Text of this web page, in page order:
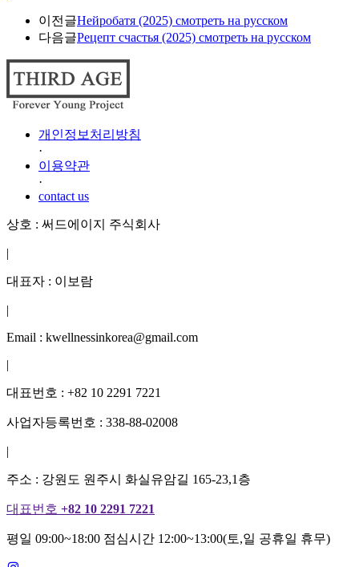
이전글Нейробатя (2025) смотреть на русском
다음글Рецепт счастья (2025) смотреть на русском
개인정보처리방침
·
이용약관
·
contact us
상호 : 써드에이지 주식회사
|
대표자 : 이보람
|
Email : kwellnessinkorea@gmail.com
|
대표번호 : +82 10 2291 7221
사업자등록번호 : 338-88-02008
|
주소 : 강원도 원주시 화실유암길 165-23,1층
대표번호 +82 10 2291 7221
평일 09:00~18:00 점심시간 12:00~13:00(토,일 공휴일 휴무)